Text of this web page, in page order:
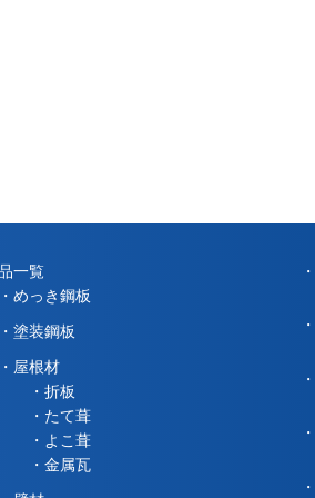
一覧
めっき鋼板
塗装鋼板
屋根材
折板
たて葺
よこ葺
金属瓦